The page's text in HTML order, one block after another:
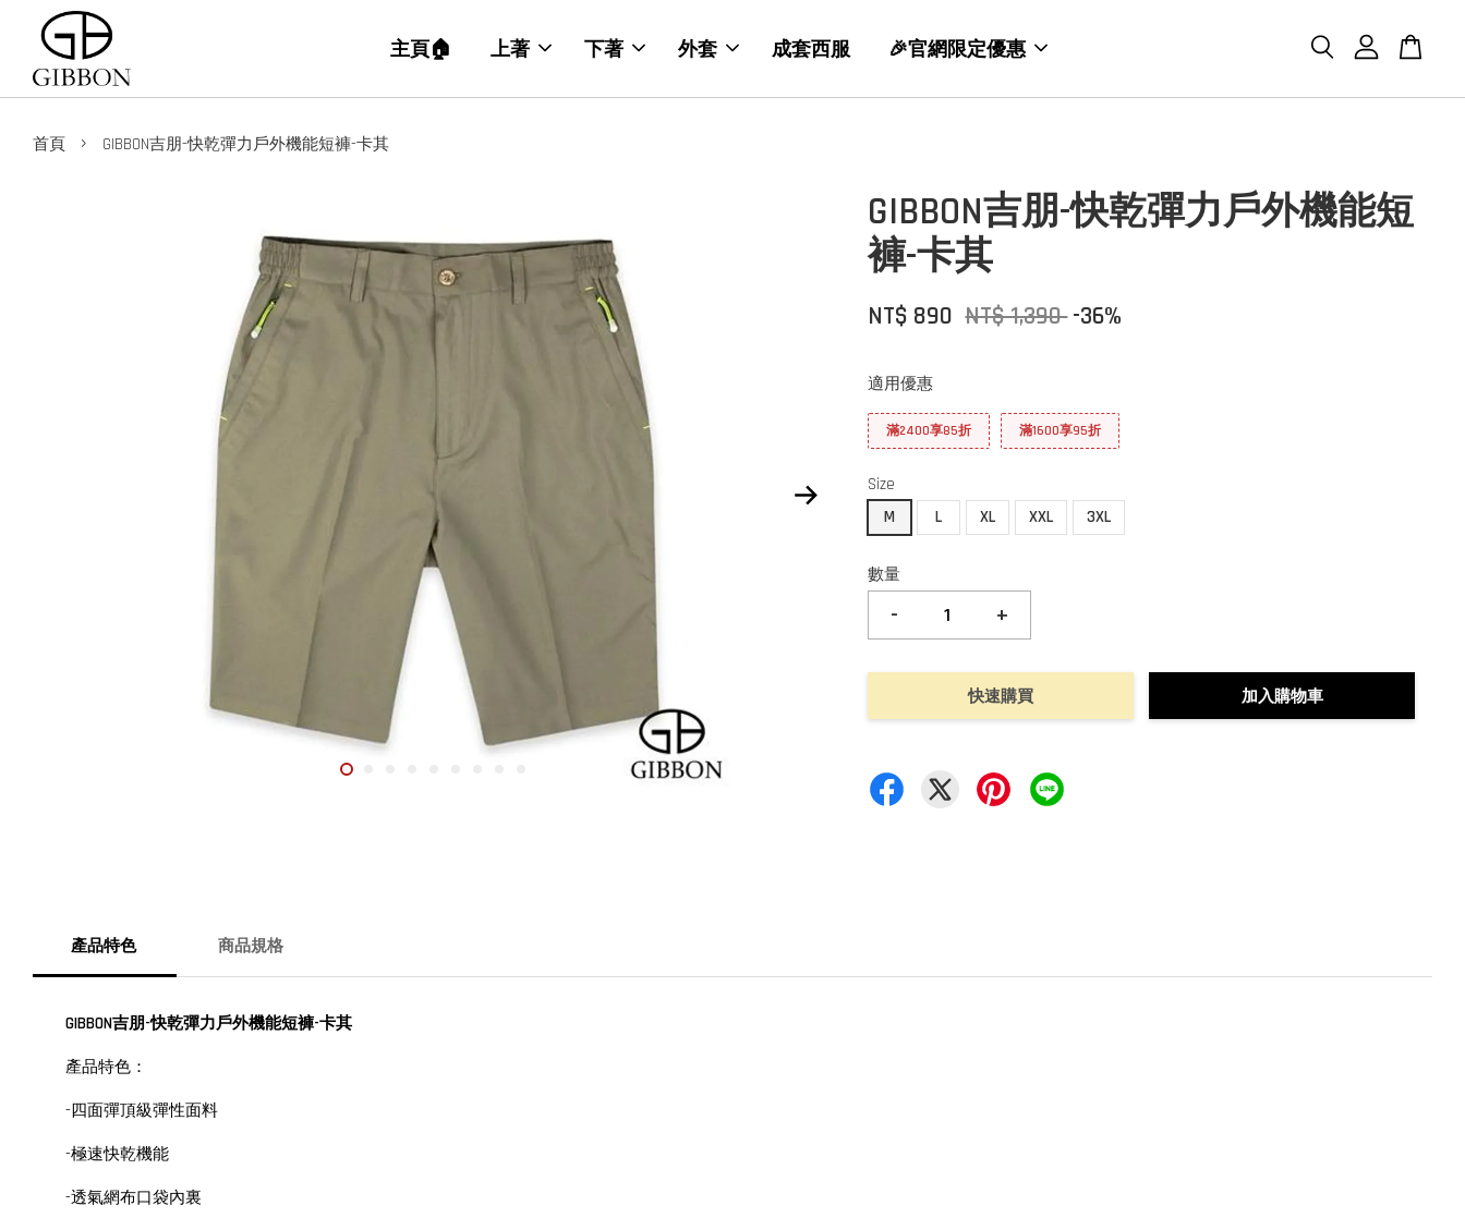
主頁🏠 上著 下著 外套 成套西服 🎉官網限定優惠
首頁 › GIBBON吉朋-快乾彈力戶外機能短褲-卡其
GIBBON吉朋-快乾彈力戶外機能短
褲-卡其
NT$ 890 NT$ 1,390-36%
適用優惠
滿2400享85折 滿1600享95折
Size
M
L XL XXL 3XL
數量
- +
快速購買 加入購物車
產品特色 商品規格
GIBBON吉朋-快乾彈力戶外機能短褲-卡其
產品特色：
-四面彈頂級彈性面料
-極速快乾機能
-透氣網布口袋內裏